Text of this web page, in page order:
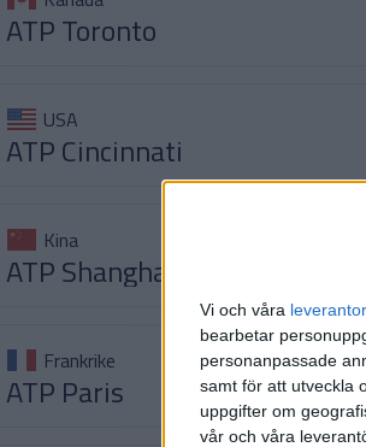
Vi och våra
bearbetar
personanpassade
samt för att utveckla
uppgifter om
vår och våra
ATP Toronto
USA
ATP Cincinnati
Kina
ATP Shanghai
Frankrike
ATP Paris